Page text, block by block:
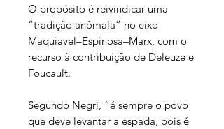
O propósito é reivindicar uma
“tradição anômala” no eixo
Maquiavel–Espinosa–Marx, com o
recurso à contribuição de Deleuze e
Foucault.
Segundo Negri, “é sempre o povo
que deve levantar a espada, pois é